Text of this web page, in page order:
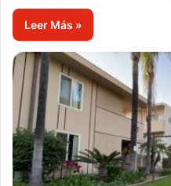
Leer Más »